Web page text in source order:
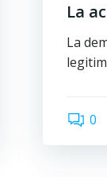
La
La
0